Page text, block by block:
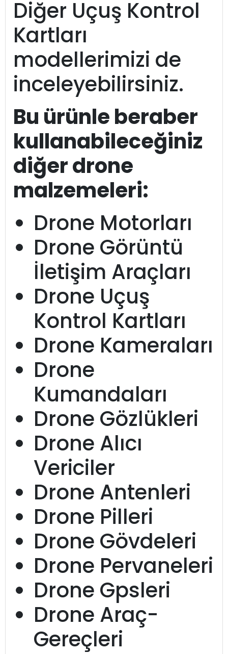
Diğer Uçuş Kontrol
Kartları
modellerimizi de
inceleyebilirsiniz.
Bu ürünle beraber
kullanabileceğiniz
diğer drone
malzemeleri:
Drone Motorları
Drone Görüntü
İletişim Araçları
Drone Uçuş
Kontrol Kartları
Drone Kameraları
Drone
Kumandaları
Drone Gözlükleri
Drone Alıcı
Vericiler
Drone Antenleri
Drone Pilleri
Drone Gövdeleri
Drone Pervaneleri
Drone Gpsleri
Drone Araç-
Gereçleri